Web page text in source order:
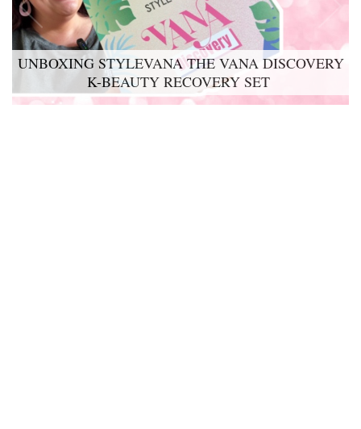
UNBOXING STYLEVANA THE VANA DISCOVERY
K-BEAUTY RECOVERY SET